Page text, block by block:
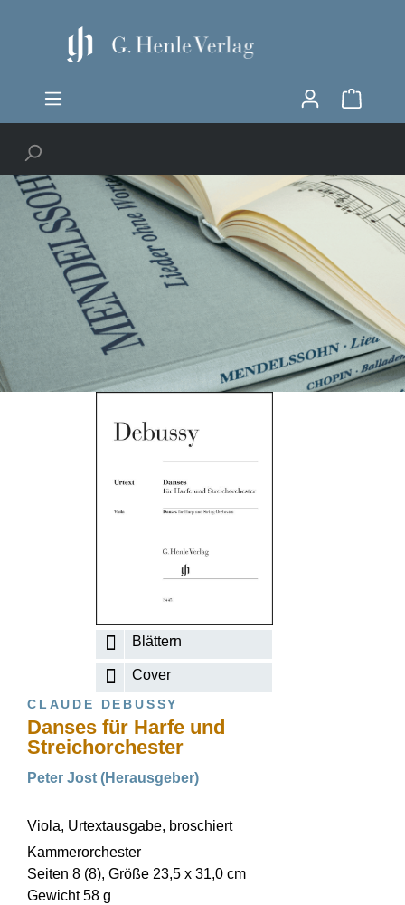
Blättern
Cover
CLAUDE DEBUSSY
Danses für Harfe und
Streichorchester
Peter Jost (Herausgeber)
Viola, Urtextausgabe, broschiert
Kammerorchester
Seiten 8 (8), Größe 23,5 x 31,0 cm
Gewicht 58 g